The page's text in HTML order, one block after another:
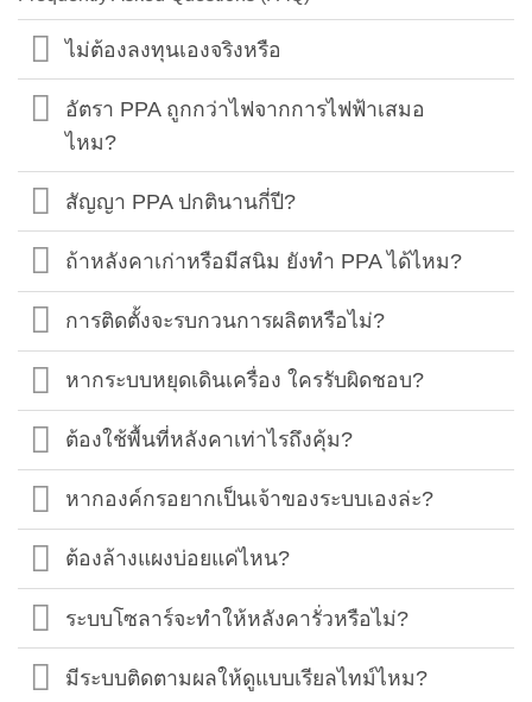
ไม่ต้องลงทุนเองจริงหรือ
อัตรา PPA ถูกกว่าไฟจากการไฟฟ้าเสมอ
ไหม?
สัญญา PPA ปกตินานกี่ปี?
ถ้าหลังคาเก่าหรือมีสนิม ยังทำ PPA ได้ไหม?
การติดตั้งจะรบกวนการผลิตหรือไม่?
หากระบบหยุดเดินเครื่อง ใครรับผิดชอบ?
ต้องใช้พื้นที่หลังคาเท่าไรถึงคุ้ม?
หากองค์กรอยากเป็นเจ้าของระบบเองล่ะ?
ต้องล้างแผงบ่อยแค่ไหน?
ระบบโซลาร์จะทำให้หลังคารั่วหรือไม่?
มีระบบติดตามผลให้ดูแบบเรียลไทม์ไหม?